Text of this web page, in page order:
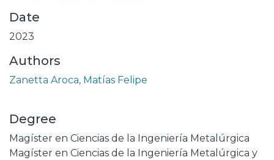
Date
2023
Authors
Zanetta Aroca, Matías Felipe
Degree
Magíster en Ciencias de la Ingeniería Metalúrgica
Magíster en Ciencias de la Ingeniería Metalúrgica y